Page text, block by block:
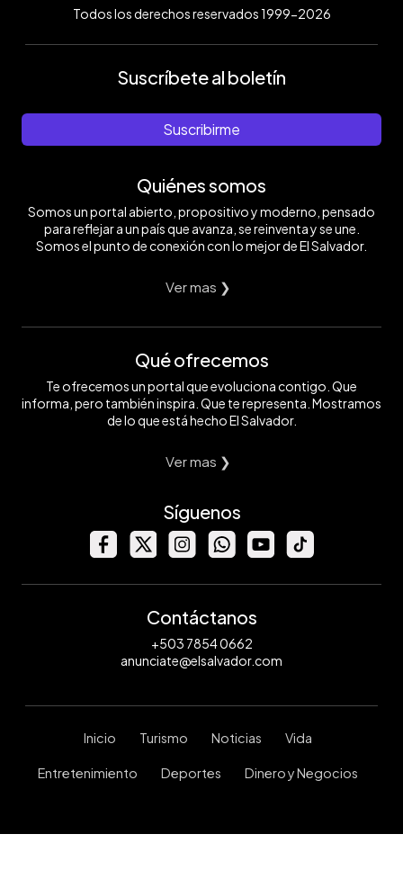
Todos los derechos reservados 1999-2026
Suscríbete al boletín
Suscribirme
Quiénes somos
Somos un portal abierto, propositivo y moderno, pensado
para reflejar a un país que avanza, se reinventa y se une.
Somos el punto de conexión con lo mejor de El Salvador.
Ver mas ❯
Qué ofrecemos
Te ofrecemos un portal que evoluciona contigo. Que
informa, pero también inspira. Que te representa. Mostramos
de lo que está hecho El Salvador.
Ver mas ❯
Síguenos
Contáctanos
+503 7854 0662
anunciate@elsalvador.com
Inicio Turismo Noticias Vida
Entretenimiento Deportes Dinero y Negocios